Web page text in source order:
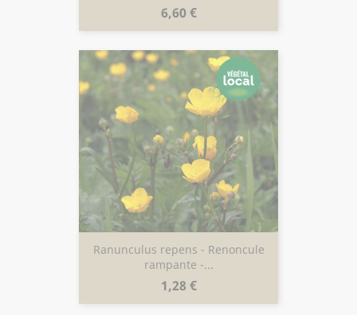
Prix
6,60 €
Ranunculus repens - Renoncule
rampante -...
Prix
1,28 €